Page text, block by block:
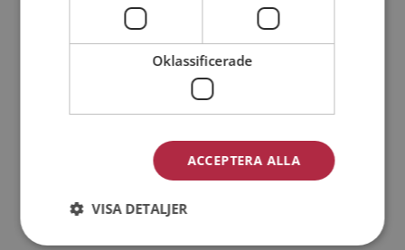
Min ålder:
Jag accepterarMedlemsvillkoren
Oklassificerade
ACCEPTERA ALLA
VISA DETALJER